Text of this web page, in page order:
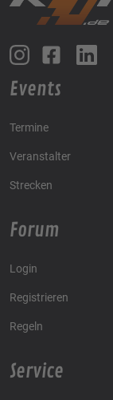
Events
Termine
Veranstalter
Strecken
Forum
Login
Registrieren
Regeln
Service